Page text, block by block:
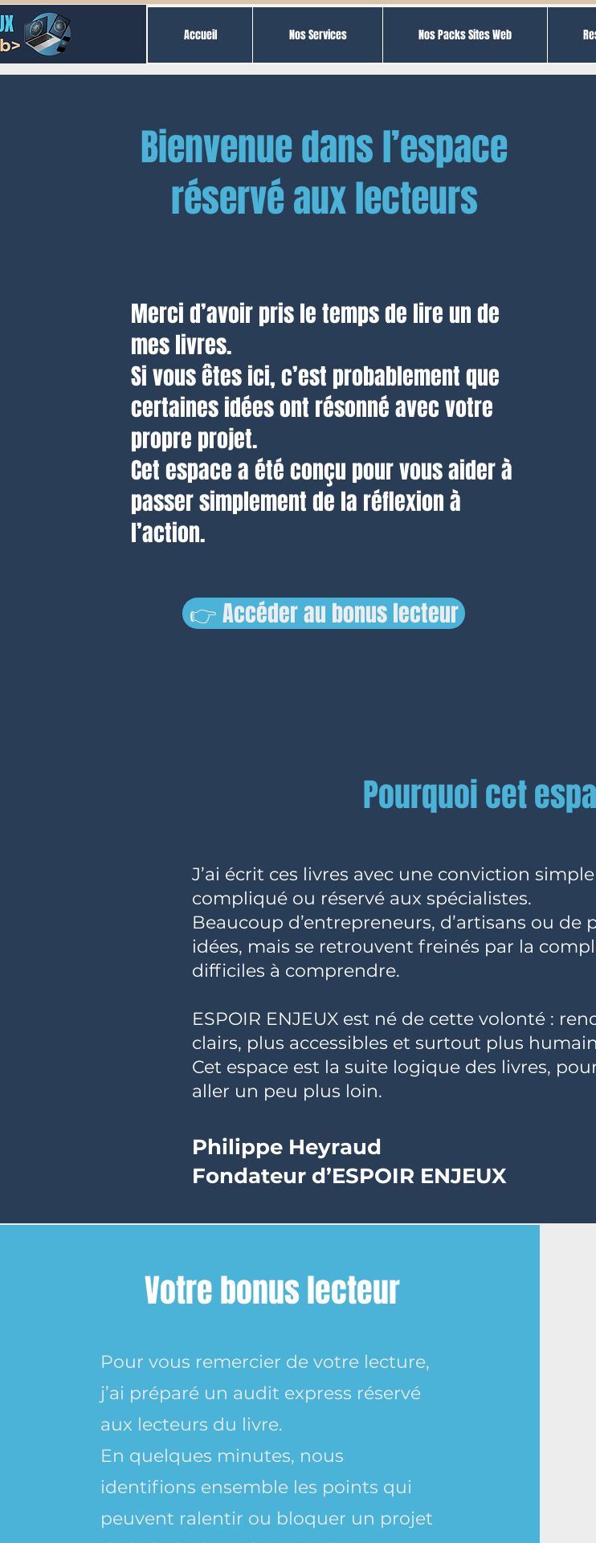
Accueil Nos Services Nos Packs Sites Web
Bienvenue dans l’espace
réservé aux lecteurs
Merci d’avoir pris le temps de lire un de
mes livres.
Si vous êtes ici, c’est probablement que
certaines idées ont résonné avec votre
propre projet.
Cet espace a été conçu pour vous aider à
passer simplement de la réflexion à
l’action.
👉 Accéder au bonus lecteur
Pourquoi cet
J’ai écrit ces livres avec une conviction
compliqué ou réservé aux spécialistes.
Beaucoup d’entrepreneurs, d’artisans ou
idées, mais se retrouvent freinés par la
difficiles à comprendre.
ESPOIR ENJEUX est né de cette volonté :
clairs, plus accessibles et surtout plus
Cet espace est la suite logique des livres,
aller un peu plus loin.
Philippe Heyraud
Fondateur d’ESPOIR ENJEUX
Votre bonus lecteur
Pour vous remercier de votre lecture,
j’ai préparé un audit express réservé
aux lecteurs du livre.
En quelques minutes, nous
identifions ensemble les points qui
peuvent ralentir ou bloquer un projet